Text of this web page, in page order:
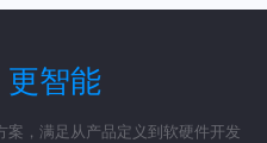
更智能
案，满足从产品定义到软硬件开发